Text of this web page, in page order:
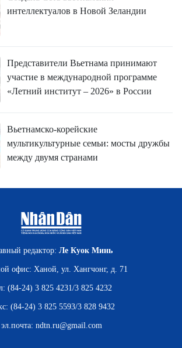
интеллектуалов в Новой Зеландии
Представители Вьетнама принимают
участие в международной программе
«Летний институт – 2026» в России
Вьетнамско-корейские
мультикультурные семьи: мосты дружбы
между двумя странами
редактор: Ле Куок Минь
офис: Ханой, ул. Хангчонг, д. 71
(84-24) 3 825 4231/3 825 4232
(84-24) 3 825 5593/3 828 9432
эл.почта: ndtn.ru@gmail.com